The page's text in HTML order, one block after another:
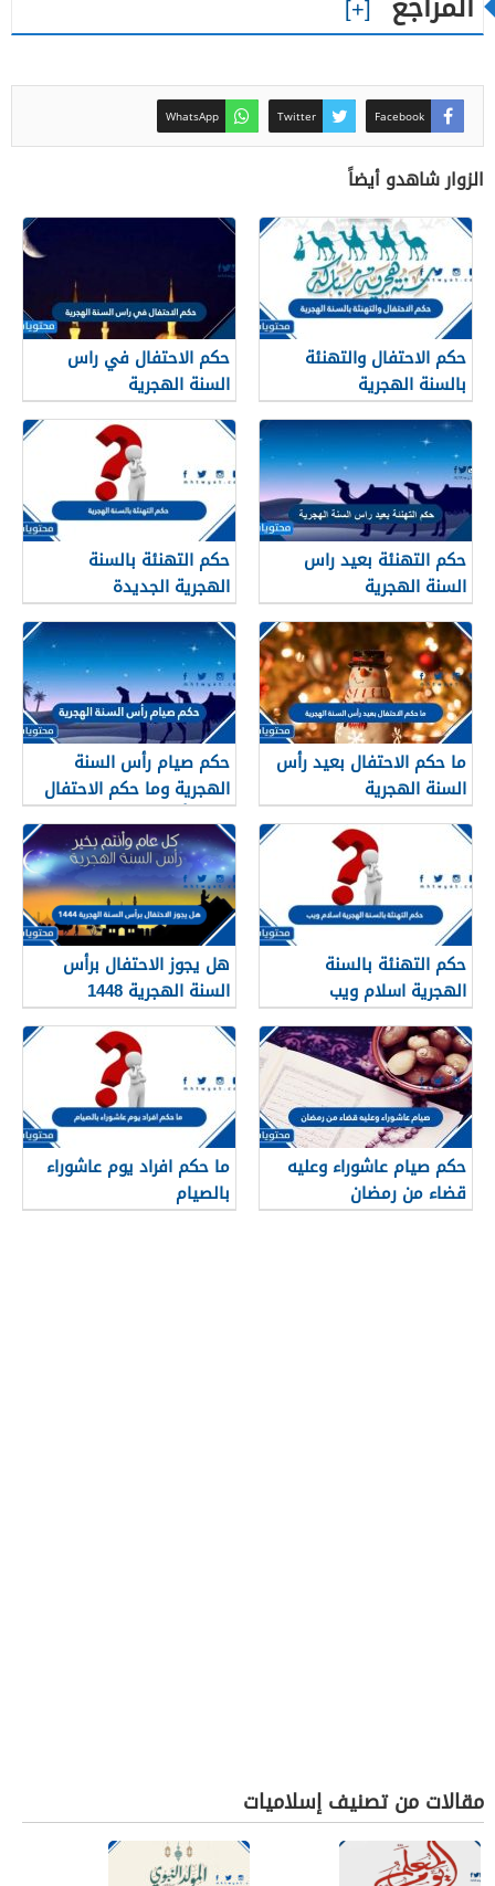
Facebook
Twitter
WhatsApp
الزوار شاهدو أيضاً
حكم الاحتفال والتهنئة
بالسنة الهجرية
حكم الاحتفال في راس
السنة الهجرية
حكم التهنئة بعيد راس
السنة الهجرية
حكم التهنئة بالسنة
الهجرية الجديدة
ما حكم الاحتفال بعيد رأس
السنة الهجرية
حكم صيام رأس السنة
الهجرية وما حكم الاحتفال
بعيد رأس السنه الهجريه
حكم التهنئة بالسنة
الهجرية اسلام ويب
هل يجوز الاحتفال برأس
السنة الهجرية 1448
حكم صيام عاشوراء وعليه
قضاء من رمضان
ما حكم افراد يوم عاشوراء
بالصيام
مقالات من تصنيف إسلاميات